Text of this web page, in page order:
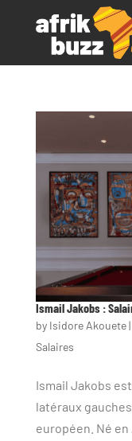
Ismail Jakobs :
by Isidore Akouete|
Salaires
Ismail Jakobs
latéraux
européen. Né